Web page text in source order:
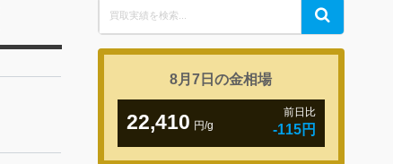
Search
for:
Search
8月7日の金相場
22,410 円/g
前日比
-115円